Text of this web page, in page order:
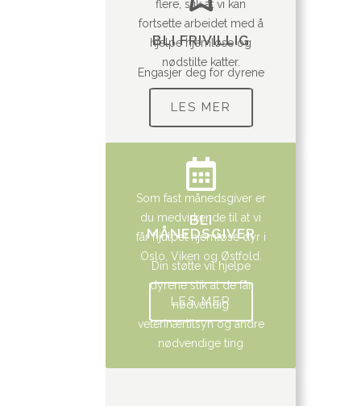
BLI FRIVILLIG
Engasjer deg for dyrene
flere, slik at vi kan
fortsette arbeidet med å
hjelpe hjemløse og
nødstilte katter.
LES MER
BLI
MÅNEDSGIVER
Din støtte vil hjelpe
dyrene slik at de får
nødvendig
veterinærtilsyn og andre
nødvendige ting
Som fast månedsgiver er
du medvirkende til at vi
får hjulpet hjemløse dyr i
Oslo, Viken og Østfold.
LES MER